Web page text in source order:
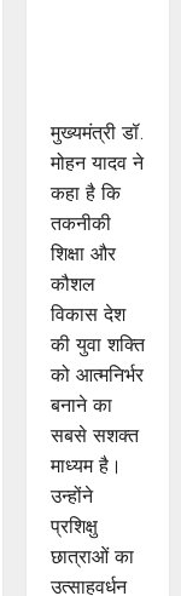
मुख्यमंत्री डॉ.
मोहन यादव ने
कहा है कि
तकनीकी
शिक्षा और
कौशल
विकास देश
की युवा शक्ति
को आत्मनिर्भर
बनाने का
सबसे सशक्त
माध्यम है।
उन्होंने
प्रशिक्षु
छात्राओं का
उत्साहवर्धन